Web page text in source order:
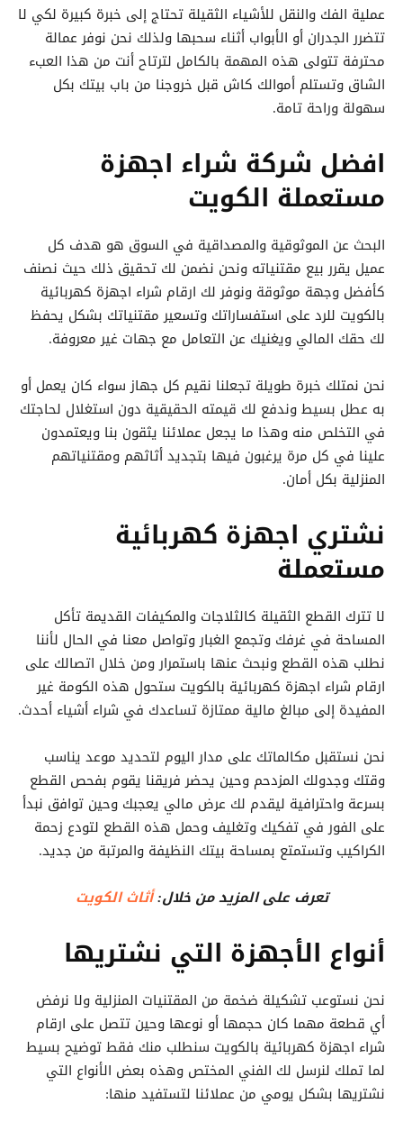
عملية الفك والنقل للأشياء الثقيلة تحتاج إلى خبرة كبيرة لكي لا
تتضرر الجدران أو الأبواب أثناء سحبها ولذلك نحن نوفر عمالة
محترفة تتولى هذه المهمة بالكامل لترتاح أنت من هذا العبء
الشاق وتستلم أموالك كاش قبل خروجنا من باب بيتك بكل
سهولة وراحة تامة.
افضل شركة شراء اجهزة
مستعملة الكويت
البحث عن الموثوقية والمصداقية في السوق هو هدف كل
عميل يقرر بيع مقتنياته ونحن نضمن لك تحقيق ذلك حيث نصنف
كأفضل وجهة موثوقة ونوفر لك ارقام شراء اجهزة كهربائية
بالكويت للرد على استفساراتك وتسعير مقتنياتك بشكل يحفظ
لك حقك المالي ويغنيك عن التعامل مع جهات غير معروفة.
نحن نمتلك خبرة طويلة تجعلنا نقيم كل جهاز سواء كان يعمل أو
به عطل بسيط وندفع لك قيمته الحقيقية دون استغلال لحاجتك
في التخلص منه وهذا ما يجعل عملائنا يثقون بنا ويعتمدون
علينا في كل مرة يرغبون فيها بتجديد أثاثهم ومقتنياتهم
المنزلية بكل أمان.
نشتري اجهزة كهربائية
مستعملة
لا تترك القطع الثقيلة كالثلاجات والمكيفات القديمة تأكل
المساحة في غرفك وتجمع الغبار وتواصل معنا في الحال لأننا
نطلب هذه القطع ونبحث عنها باستمرار ومن خلال اتصالك على
ارقام شراء اجهزة كهربائية بالكويت ستحول هذه الكومة غير
المفيدة إلى مبالغ مالية ممتازة تساعدك في شراء أشياء أحدث.
نحن نستقبل مكالماتك على مدار اليوم لتحديد موعد يناسب
وقتك وجدولك المزدحم وحين يحضر فريقنا يقوم بفحص القطع
بسرعة واحترافية ليقدم لك عرض مالي يعجبك وحين توافق نبدأ
على الفور في تفكيك وتغليف وحمل هذه القطع لتودع زحمة
الكراكيب وتستمتع بمساحة بيتك النظيفة والمرتبة من جديد.
تعرف على المزيد من خلال:أثاث الكويت
أنواع الأجهزة التي نشتريها
نحن نستوعب تشكيلة ضخمة من المقتنيات المنزلية ولا نرفض
أي قطعة مهما كان حجمها أو نوعها وحين تتصل على ارقام
شراء اجهزة كهربائية بالكويت سنطلب منك فقط توضيح بسيط
لما تملك لنرسل لك الفني المختص وهذه بعض الأنواع التي
نشتريها بشكل يومي من عملائنا لتستفيد منها: